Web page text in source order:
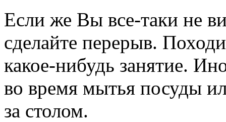
Если же Вы все-таки не
сделайте перерыв.
какое-нибудь занятие.
во время мытья посуды
за столом.